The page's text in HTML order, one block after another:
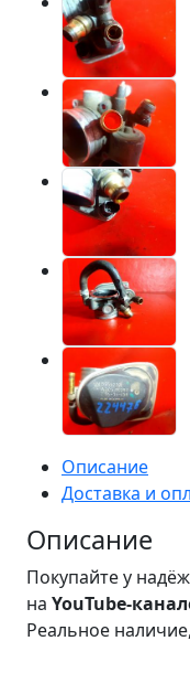
Описание
Доставка и
Описание
Покупайте у
на YouTube-
Реальное